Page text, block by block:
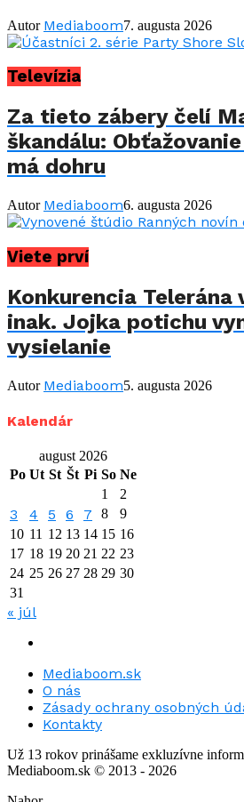
Autor Mediaboom7. augusta 2026
Televízia
Za tieto zábery čelí
škandálu:
má dohru
Autor Mediaboom6. augusta 2026
Viete prví
Konkurencia Telerána
inak. Jojka potichu
vysielanie
Autor Mediaboom5. augusta 2026
Kalendár
august 2026
Po Ut St Št Pi So Ne
1
2
3 4 5 6 7 8
9
10 11 12 13 14 15 16
17 18 19 20 21 22 23
24 25 26 27 28 29 30
31
« júl
Mediaboom.sk
O nás
Zásady ochrany osobných
Kontakty
Už 13 rokov prinášame exkluzívne
Mediaboom.sk © 2013 - 2026